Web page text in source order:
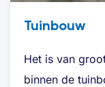
Tuinbouw
Het is van
binnen de